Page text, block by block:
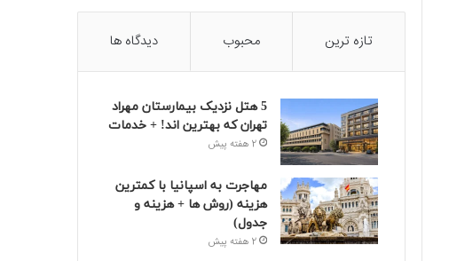
تازه ترین محبوب دیدگاه ها
5 هتل نزدیک بیمارستان مهراد
تهران که بهترین‌ اند! + خدمات
2 هفته پیش
مهاجرت به اسپانیا با کمترین
هزینه (روش ها + هزینه و
جدول)
2 هفته پیش